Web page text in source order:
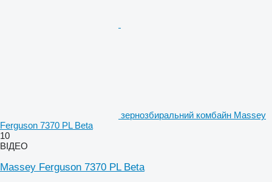
зернозбиральний комбайн Massey
Ferguson 7370 PL Beta
10
ВІДЕО
Massey Ferguson 7370 PL Beta